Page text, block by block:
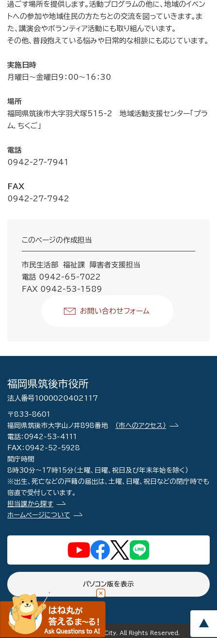
過ごす場所を提供します。活動プログラムの他に、地域のイベン
トへの参加や地域住民の方たちとの交流を図っていきます。ま
た、講演会やボランティア活動にも取り組んでいます。
その他、普段抱えている悩みや日常的な相談にも応じています。
実施日時
月曜日～金曜日9：00～16：30
場所
福岡県筑後市大字羽犬塚515-2 地域活動支援センター「プラ
ム．ちくご」
電話
0942-27-7941
FAX
0942-27-7942
このページの作成担当
市民生活部 福祉課 障害者支援担当
電話 0942-65-7022
FAX 0942-53-1589
お問い合わせフォーム
福岡県筑後市役所
法人番号1000020402117
〒833-8601
福岡県筑後市大字山ノ井898番地
（市へのアクセス）
電話：0942-53-4111
FAX：0942-52-5928
開庁時間
8時30分～17時15分（土曜、日曜、祝日及び年末年始を除く）
※出生、死亡などの戸籍の届出は、土曜、日曜、祝日などの閉庁時でも
宿直で受付しています。
担当課から探す
ホームページについて
パソコン版を表示
copyright(c) Chikugo City. All Rights Reserved.